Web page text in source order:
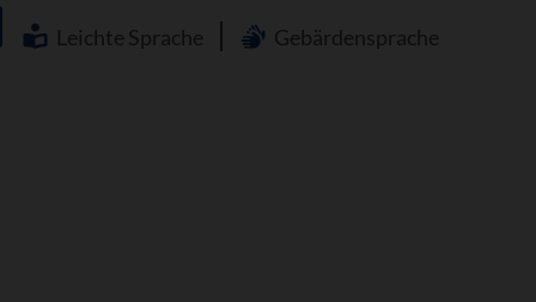
Leichte Sprache Gebärdensprache